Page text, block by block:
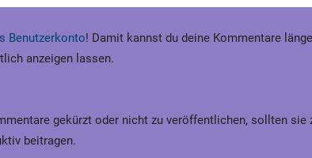
Benutzerkonto! Damit kannst du deine Kommentare
anzeigen lassen.
gekürzt oder nicht zu veröffentlichen, sollten sie
beitragen.